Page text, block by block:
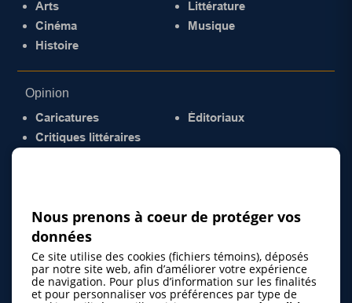
Arts
Cinéma
Histoire
Littérature
Musique
Opinion
Caricatures
Critiques littéraires
Éditoriaux
Nous prenons à coeur de protéger vos
données
Ce site utilise des cookies (fichiers témoins), déposés
par notre site web, afin d’améliorer votre expérience
de navigation. Pour plus d’information sur les finalités
et pour personnaliser vos préférences par type de